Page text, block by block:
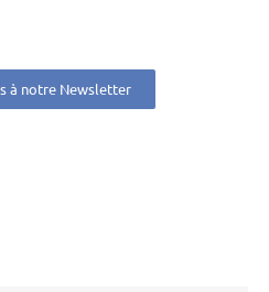
à notre Newsletter